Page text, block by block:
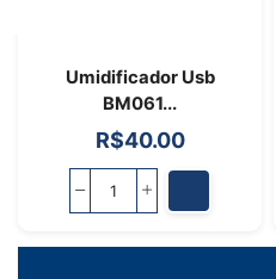
Umidificador Usb
BM061...
R$40.00